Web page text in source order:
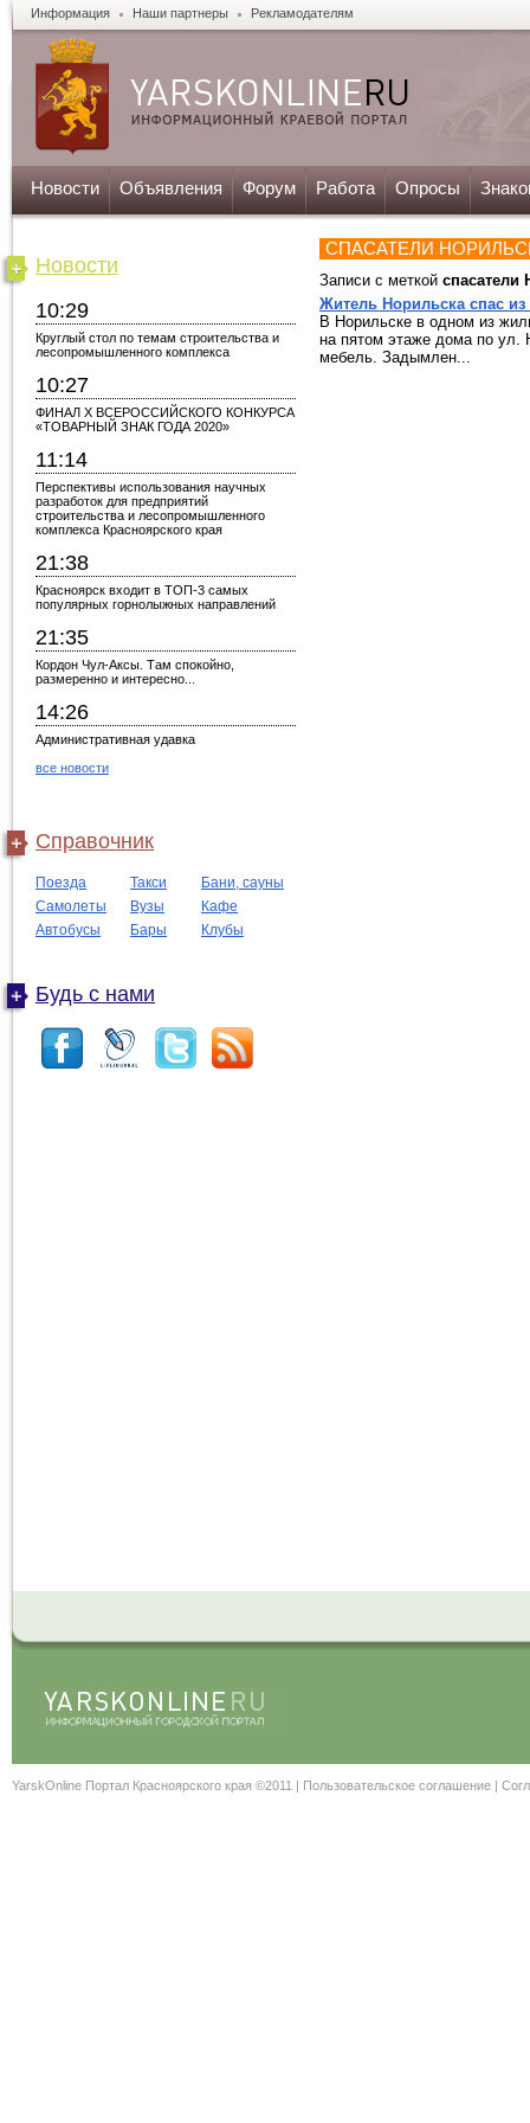
Информация Наши партнеры Рекламодателям
Новости Объявления Форум Работа Опросы
Новости
10:29
Круглый стол по темам строительства и
лесопромышленного комплекса
10:27
ФИНАЛ X ВСЕРОССИЙСКОГО КОНКУРСА
«ТОВАРНЫЙ ЗНАК ГОДА 2020»
11:14
Перспективы использования научных
разработок для предприятий
строительства и лесопромышленного
комплекса Красноярского края
21:38
Красноярск входит в ТОП-3 самых
популярных горнолыжных направлений
21:35
Кордон Чул-Аксы. Там спокойно,
размеренно и интересно...
14:26
Административная удавка
все новости
Справочник
Поезда Такси
Бани, сауны
Самолеты
Вузы
Кафе
Автобусы
Бары Клубы
Будь с нами
СПАСАТЕЛИ
Записи с меткой спасатели
Житель Норильска спас из
В Норильске в одном из
на пятом этаже дома по ул.
мебель. Задымлен...
YarskOnline Портал Красноярского края ©2011 | Пользовательское соглашение |